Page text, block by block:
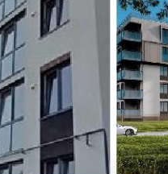
1
/